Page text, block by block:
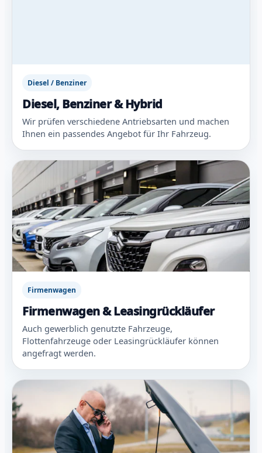
Diesel / Benziner
Diesel, Benziner & Hybrid
Wir prüfen verschiedene Antriebsarten und machen
Ihnen ein passendes Angebot für Ihr Fahrzeug.
Firmenwagen
Firmenwagen & Leasingrückläufer
Auch gewerblich genutzte Fahrzeuge,
Flottenfahrzeuge oder Leasingrückläufer können
angefragt werden.